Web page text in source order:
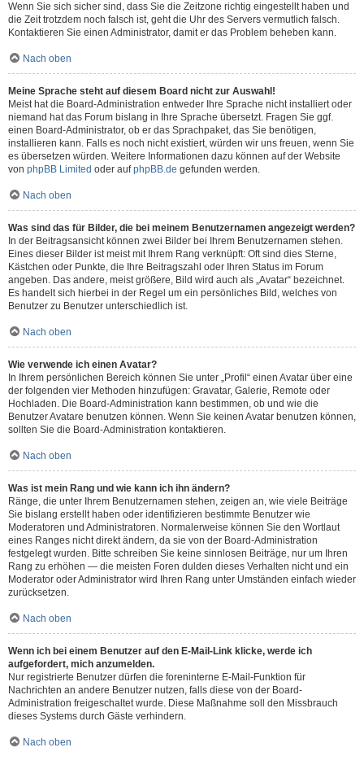
Wenn Sie sich sicher sind, dass Sie die Zeitzone richtig eingestellt haben und
die Zeit trotzdem noch falsch ist, geht die Uhr des Servers vermutlich falsch.
Kontaktieren Sie einen Administrator, damit er das Problem beheben kann.
Nach oben
Meine Sprache steht auf diesem Board nicht zur Auswahl!
Meist hat die Board-Administration entweder Ihre Sprache nicht installiert oder
niemand hat das Forum bislang in Ihre Sprache übersetzt. Fragen Sie ggf.
einen Board-Administrator, ob er das Sprachpaket, das Sie benötigen,
installieren kann. Falls es noch nicht existiert, würden wir uns freuen, wenn Sie
es übersetzen würden. Weitere Informationen dazu können auf der Website
von phpBB Limited oder aufphpBB.de gefunden werden.
Nach oben
Was sind das für Bilder, die bei meinem Benutzernamen angezeigt werden?
In der Beitragsansicht können zwei Bilder bei Ihrem Benutzernamen stehen.
Eines dieser Bilder ist meist mit Ihrem Rang verknüpft: Oft sind dies Sterne,
Kästchen oder Punkte, die Ihre Beitragszahl oder Ihren Status im Forum
angeben. Das andere, meist größere, Bild wird auch als „Avatar“ bezeichnet.
Es handelt sich hierbei in der Regel um ein persönliches Bild, welches von
Benutzer zu Benutzer unterschiedlich ist.
Nach oben
Wie verwende ich einen Avatar?
In Ihrem persönlichen Bereich können Sie unter „Profil“ einen Avatar über eine
der folgenden vier Methoden hinzufügen: Gravatar, Galerie, Remote oder
Hochladen. Die Board-Administration kann bestimmen, ob und wie die
Benutzer Avatare benutzen können. Wenn Sie keinen Avatar benutzen können,
sollten Sie die Board-Administration kontaktieren.
Nach oben
Was ist mein Rang und wie kann ich ihn ändern?
Ränge, die unter Ihrem Benutzernamen stehen, zeigen an, wie viele Beiträge
Sie bislang erstellt haben oder identifizieren bestimmte Benutzer wie
Moderatoren und Administratoren. Normalerweise können Sie den Wortlaut
eines Ranges nicht direkt ändern, da sie von der Board-Administration
festgelegt wurden. Bitte schreiben Sie keine sinnlosen Beiträge, nur um Ihren
Rang zu erhöhen — die meisten Foren dulden dieses Verhalten nicht und ein
Moderator oder Administrator wird Ihren Rang unter Umständen einfach wieder
zurücksetzen.
Nach oben
Wenn ich bei einem Benutzer auf den E-Mail-Link klicke, werde ich
aufgefordert, mich anzumelden.
Nur registrierte Benutzer dürfen die foreninterne E-Mail-Funktion für
Nachrichten an andere Benutzer nutzen, falls diese von der Board-
Administration freigeschaltet wurde. Diese Maßnahme soll den Missbrauch
dieses Systems durch Gäste verhindern.
Nach oben